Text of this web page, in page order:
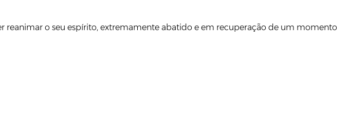
reanimar o seu espírito, extremamente abatido e em recuperação de um momento